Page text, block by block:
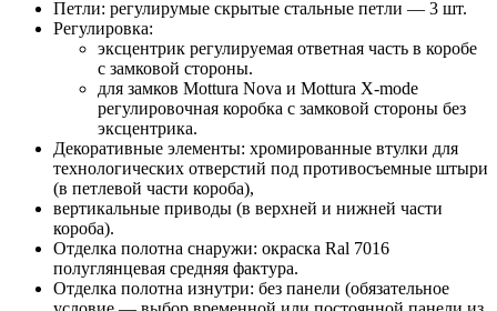
Петли: регулирумые скрытые стальные петли — 3 шт.
Регулировка:
эксцентрик регулируемая ответная часть в коробе
с замковой стороны.
для замков Mottura Nova и Mottura X-mode
регулировочная коробка с замковой стороны без
эксцентрика.
Декоративные элементы: хромированные втулки для
технологических отверстий под противосъемные штыри
(в петлевой части короба),
вертикальные приводы (в верхней и нижней части
короба).
Отделка полотна снаружи: окраска Ral 7016
полуглянцевая средняя фактура.
Отделка полотна изнутри: без панели (обязательное